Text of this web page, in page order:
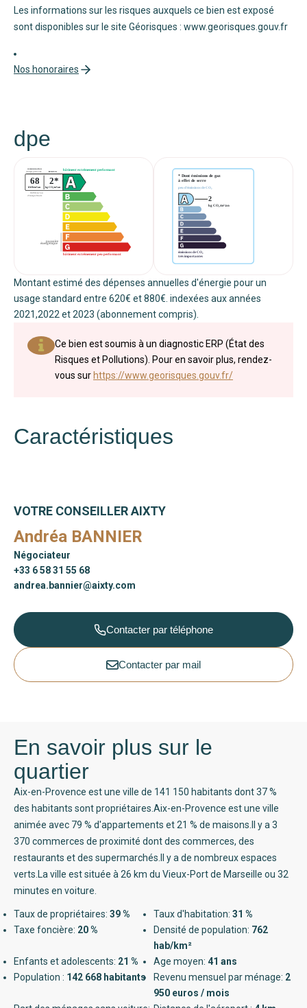
Les informations sur les risques auxquels ce bien est exposé
sont disponibles sur le site Géorisques : www.georisques.gouv.fr
Nos honoraires
dpe
Montant estimé des dépenses annuelles d'énergie pour un
usage standard entre 620€ et 880€. indexées aux années
2021,2022 et 2023 (abonnement compris).
Ce bien est soumis à un diagnostic ERP (État des
Risques et Pollutions). Pour en savoir plus, rendez-
vous sur https://www.georisques.gouv.fr/
Caractéristiques
VOTRE CONSEILLER AIXTY
Andréa BANNIER
Négociateur
+33 6 58 31 55 68
andrea.bannier@aixty.com
Contacter par téléphone
Contacter par mail
En savoir plus sur le
quartier
Aix-en-Provence est une ville de 141 150 habitants dont 37 %
des habitants sont propriétaires.Aix-en-Provence est une ville
animée avec 79 % d'appartements et 21 % de maisons.Il y a 3
370 commerces de proximité dont des commerces, des
restaurants et des supermarchés.Il y a de nombreux espaces
verts.La ville est située à 26 km du Vieux-Port de Marseille ou 32
minutes en voiture.
Taux de propriétaires: 39 % Taux d'habitation: 31 %
Taxe foncière: 20 % Densité de population: 762
hab/km²
Enfants et adolescents: 21 % Age moyen: 41 ans
Population : 142 668 habitants Revenu mensuel par ménage: 2
950 euros / mois